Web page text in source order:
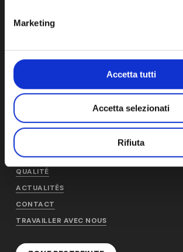
Marketing
Accetta tutti
Accetta selezionati
Rifiuta
AM
A PROPOS DE NOUS
L'HISTOIRE
DURABILITÉ
LES PERSONNES
QUALITÉ
ACTUALITÉS
CONTACT
TRAVAILLER AVEC NOUS